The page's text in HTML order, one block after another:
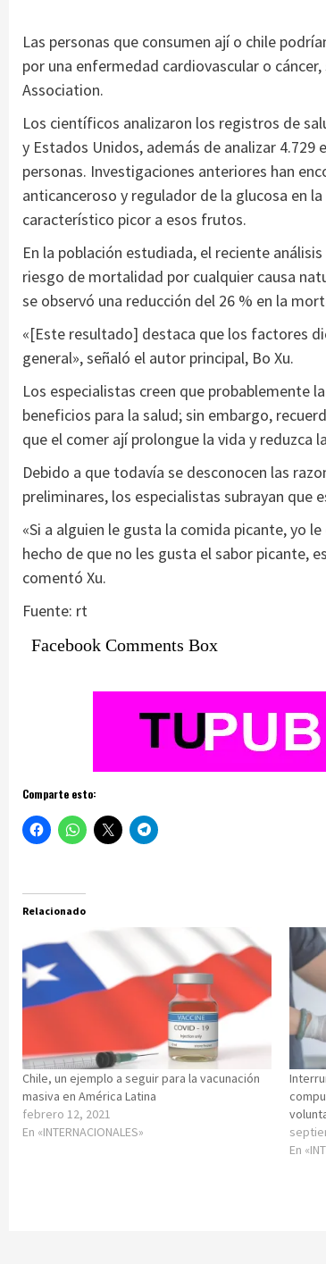
Las personas que consumen ají o chile
por una enfermedad cardiovascular o
Association.
Los científicos analizaron los registros de
y Estados Unidos, además de analizar
personas. Investigaciones anteriores han
anticanceroso y regulador de la glucosa en
característico picor a esos frutos.
En la población estudiada, el reciente
riesgo de mortalidad por cualquier causa
se observó una reducción del 26 % en la
«[Este resultado] destaca que los factores
general», señaló el autor principal, Bo Xu.
Los especialistas creen que probablemente
beneficios para la salud; sin embargo,
que el comer ají prolongue la vida y reduzca
Debido a que todavía se desconocen las
preliminares, los especialistas subrayan que
«Si a alguien le gusta la comida picante, yo
hecho de que no les gusta el sabor picante,
comentó Xu.
Fuente: rt
Facebook Comments Box
Comparte esto:
Relacionado
Chile, un ejemplo a seguir para la vacunación
masiva en América Latina
febrero 12, 2021
En «INTERNACIONALES»
En